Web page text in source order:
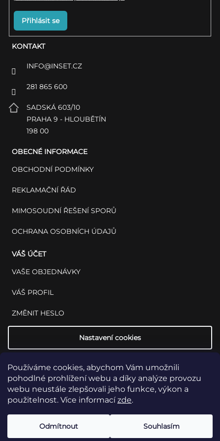
Používáme cookies, abychom Vám umožnili
pohodlné prohlížení webu a díky analýze provozu
webu neustále zlepšovali jeho funkce, výkon a
použitelnost. Více informacízde.
Odmítnout Souhlasím
KONTAKT
INFO@INSET.CZ
281 865 600
SADSKÁ 603/10
PRAHA 9 - HLOUBĚTÍN
198 00
OBECNÉ INFORMACE
OBCHODNÍ PODMÍNKY
REKLAMAČNÍ ŘÁD
MIMOSOUDNÍ ŘEŠENÍ SPORŮ
OCHRANA OSOBNÍCH ÚDAJŮ
VÁŠ ÚČET
VAŠE OBJEDNÁVKY
VÁŠ PROFIL
ZMĚNIT HESLO
Nastavení cookies
Přihlásit se
Vytvořil Shoptet
Copyright 2026INSET: Med & Lab Všechna práva vyhrazena.